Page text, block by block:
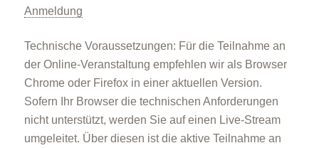
Anmeldung
Technische Voraussetzungen: Für die Teilnahme an
der Online-Veranstaltung empfehlen wir als Browser
Chrome oder Firefox in einer aktuellen Version.
Sofern Ihr Browser die technischen Anforderungen
nicht unterstützt, werden Sie auf einen Live-Stream
umgeleitet. Über diesen ist die aktive Teilnahme an